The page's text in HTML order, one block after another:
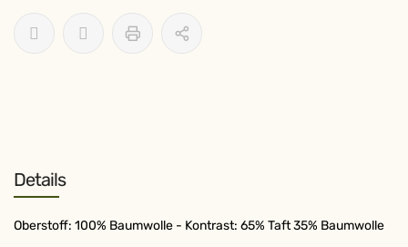
Details
Oberstoff: 100% Baumwolle - Kontrast: 65% Taft 35% Baumwolle